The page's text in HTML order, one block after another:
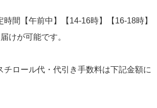
間【午前中】【14-16時】【16-18時】
けが可能です。
ロール代・代引き手数料は下記金額に